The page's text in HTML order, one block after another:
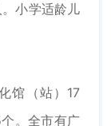
小学适龄儿
馆（站）17
。全市有广